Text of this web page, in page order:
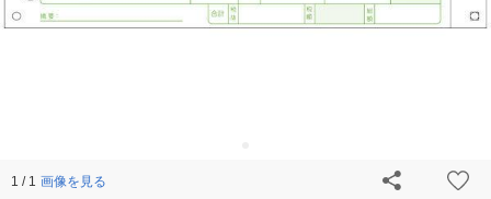
1 / 1 画像を見る